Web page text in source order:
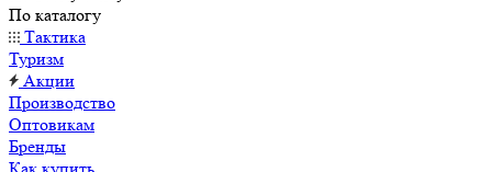
По каталогу
Тактика
Туризм
Акции
Производство
Оптовикам
Бренды